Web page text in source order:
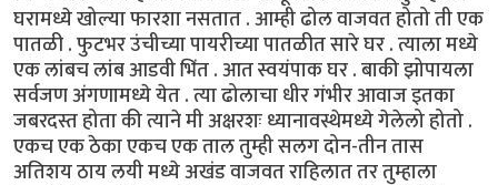
घरामध्ये खोल्या फारशा नसतात . आम्ही ढोल वाजवत होतो ती एक
पातळी . फुटभर उंचीच्या पायरीच्या पातळीत सारे घर . त्याला मध्ये
एक लांबच लांब आडवी भिंत . आत स्वयंपाक घर . बाकी झोपायला
सर्वजण अंगणामध्ये येत . त्या ढोलाचा धीर गंभीर आवाज इतका
जबरदस्त होता की त्याने मी अक्षरशः ध्यानावस्थेमध्ये गेलेलो होतो .
एकच एक ठेका एकच एक ताल तुम्ही सलग दोन-तीन तास
अतिशय ठाय लयी मध्ये अखंड वाजवत राहिलात तर तुम्हाला